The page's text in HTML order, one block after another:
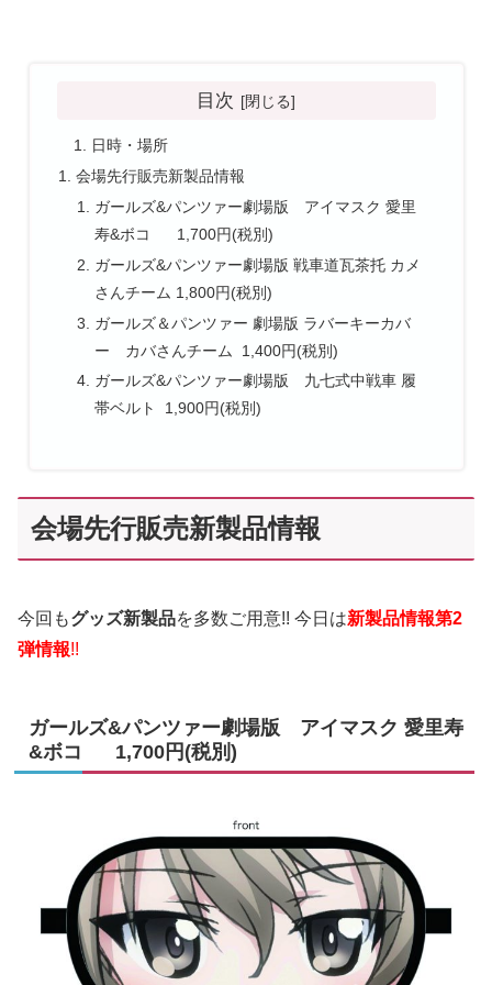
目次
日時・場所
会場先行販売新製品情報
ガールズ&パンツァー劇場版 アイマスク 愛里
寿&ボコ 1,700円(税別)
ガールズ&パンツァー劇場版 戦車道瓦茶托 カメ
さんチーム 1,800円(税別)
ガールズ＆パンツァー 劇場版 ラバーキーカバ
ー カバさんチーム 1,400円(税別)
ガールズ&パンツァー劇場版 九七式中戦車 履
帯ベルト 1,900円(税別)
会場先行販売新製品情報
今回もグッズ新製品を多数ご用意!! 今日は新製品情報第2
弾情報!!
ガールズ&パンツァー劇場版 アイマスク 愛里寿
&ボコ 1,700円(税別)